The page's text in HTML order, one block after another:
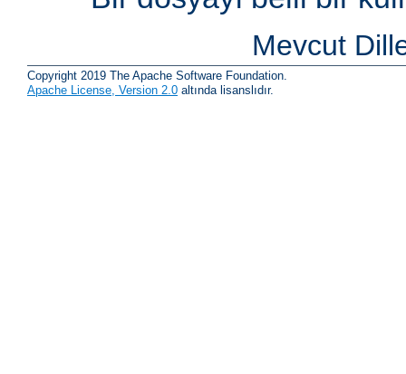
Mevcut
Copyright 2019 The Apache Software Foundation.
Apache License, Version 2.0 altında lisanslıdır.